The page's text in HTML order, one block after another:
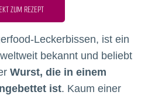
ZUM REZEPT
Leckerbissen, ist ein
bekannt und beliebt
Wurst, die in einem
ist. Kaum einer